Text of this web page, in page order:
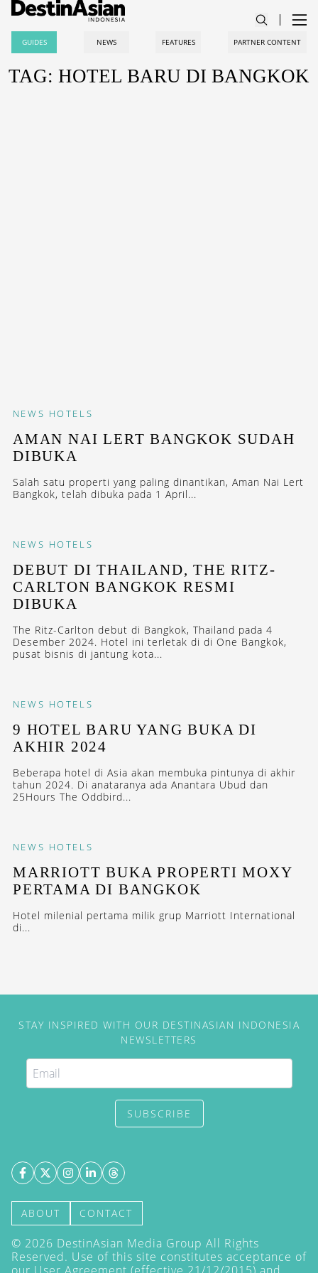
GUIDES NEWS FEATURES PARTNER CONTENT
TAG: HOTEL BARU DI BANGKOK
NEWS HOTELS
AMAN NAI LERT BANGKOK SUDAH
DIBUKA
Salah satu properti yang paling dinantikan, Aman Nai Lert
Bangkok, telah dibuka pada 1 April...
NEWS HOTELS
DEBUT DI THAILAND, THE RITZ-
CARLTON BANGKOK RESMI
DIBUKA
The Ritz-Carlton debut di Bangkok, Thailand pada 4
Desember 2024. Hotel ini terletak di di One Bangkok,
pusat bisnis di jantung kota...
NEWS HOTELS
9 HOTEL BARU YANG BUKA DI
AKHIR 2024
Beberapa hotel di Asia akan membuka pintunya di akhir
tahun 2024. Di anataranya ada Anantara Ubud dan
25Hours The Oddbird...
NEWS HOTELS
MARRIOTT BUKA PROPERTI MOXY
PERTAMA DI BANGKOK
Hotel milenial pertama milik grup Marriott International
di...
STAY INSPIRED WITH OUR DESTINASIAN INDONESIA
NEWSLETTERS
SUBSCRIBE
ABOUT CONTACT
© 2026 DestinAsian Media Group All Rights
Reserved. Use of this site constitutes acceptance of